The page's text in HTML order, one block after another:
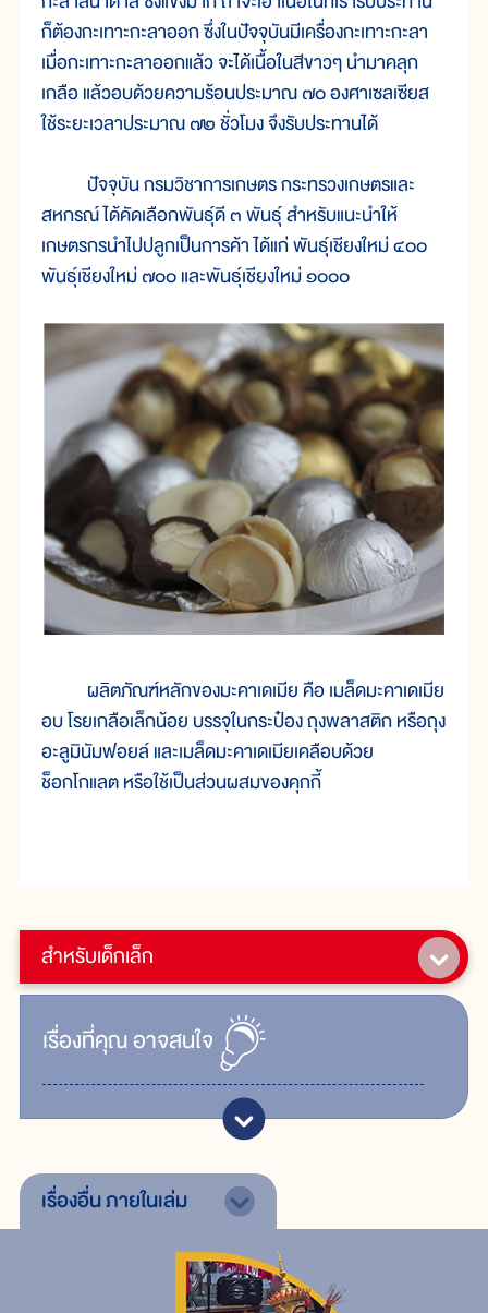
สำหรับเด็กเล็ก
เรื่ิองที่คุณอาจสนใจ
ก็ต้องกะเทาะกะลาออก ซึ่งในปัจจุบันมีเครื่องกะเทาะกะลา
เมื่อกะเทาะกะลาออกแล้ว จะได้เนื้อในสีขาวๆ นำมาคลุก
เกลือ แล้วอบด้วยความร้อนประมาณ ๗๐ องศาเซลเซียส
ใช้ระยะเวลาประมาณ ๗๒ ชั่วโมง จึงรับประทานได้
ปัจจุบัน กรมวิชาการเกษตร กระทรวงเกษตรและ
สหกรณ์ ได้คัดเลือกพันธุ์ดี ๓ พันธุ์ สำหรับแนะนำให้
เกษตรกรนำไปปลูกเป็นการค้า ได้แก่ พันธุ์เชียงใหม่ ๔๐๐
พันธุ์เชียงใหม่ ๗๐๐ และพันธุ์เชียงใหม่ ๑๐๐๐
ผลิตภัณฑ์หลักของมะคาเดเมีย คือ เมล็ดมะคาเดเมีย
อบ โรยเกลือเล็กน้อย บรรจุในกระป๋อง ถุงพลาสติก หรือถุง
อะลูมินัมฟอยล์ และเมล็ดมะคาเดเมียเคลือบด้วย
ช็อกโกแลต หรือใช้เป็นส่วนผสมของคุกกี้
เรื่องอื่นภายในเล่ม